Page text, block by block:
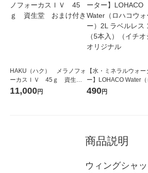
HAKU（ハク） メラノフォ
ーカスＩＶ 45ｇ 資生
堂 おまけ付き
11,000円
【水・ミネラルウォー
ー】LOHACO Water（
コウォーター）2L ラベ
490円
商品説明
ウィングシャ